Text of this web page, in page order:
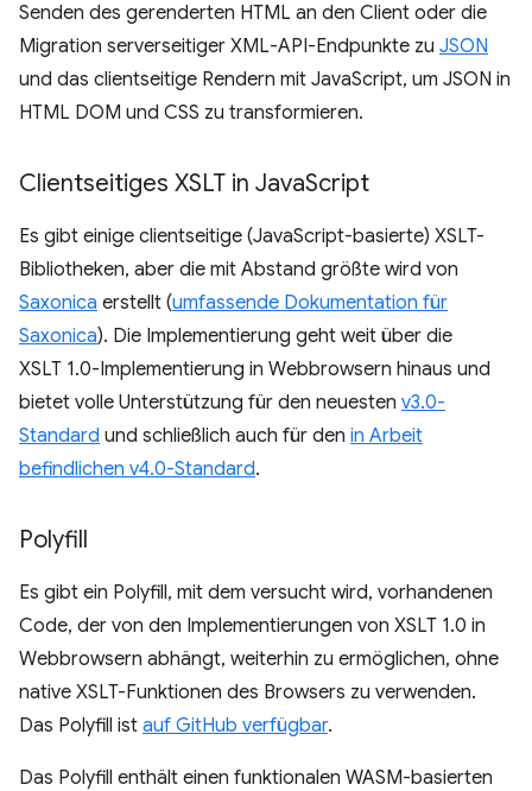
Senden des gerenderten HTML an den Client oder die
Migration serverseitiger XML-API-Endpunkte zu JSON
und das clientseitige Rendern mit JavaScript, um JSON in
HTML DOM und CSS zu transformieren.
Clientseitiges XSLT in JavaScript
Es gibt einige clientseitige (JavaScript-basierte) XSLT-
Bibliotheken, aber die mit Abstand größte wird von
Saxonica erstellt (umfassende Dokumentation für
Saxonica). Die Implementierung geht weit über die
XSLT 1.0-Implementierung in Webbrowsern hinaus und
bietet volle Unterstützung für den neuesten v3.0-
Standard und schließlich auch für den in Arbeit
befindlichen v4.0-Standard.
Polyfill
Es gibt ein Polyfill, mit dem versucht wird, vorhandenen
Code, der von den Implementierungen von XSLT 1.0 in
Webbrowsern abhängt, weiterhin zu ermöglichen, ohne
native XSLT-Funktionen des Browsers zu verwenden.
Das Polyfill ist auf GitHub verfügbar.
Das Polyfill enthält einen funktionalen WASM-basierten